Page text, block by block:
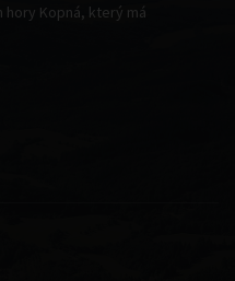
Kopná, který má